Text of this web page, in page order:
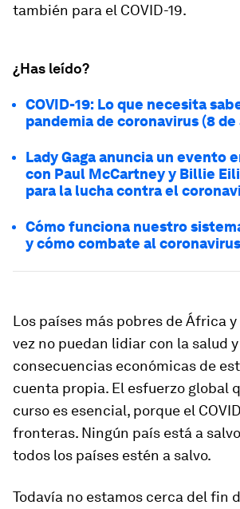
también para el COVID-19.
¿Has leído?
COVID-19: Lo que necesita
pandemia de coronavirus (8
Lady Gaga anuncia un evento
con Paul McCartney y Billie
para la lucha contra el
Cómo funciona nuestro
y cómo combate al coronavirus
Los países más pobres de África
vez no puedan lidiar con la salud
consecuencias económicas de
cuenta propia. El esfuerzo global
curso es esencial, porque el
fronteras. Ningún país está a
todos los países estén a salvo.
Todavía no estamos cerca del fin